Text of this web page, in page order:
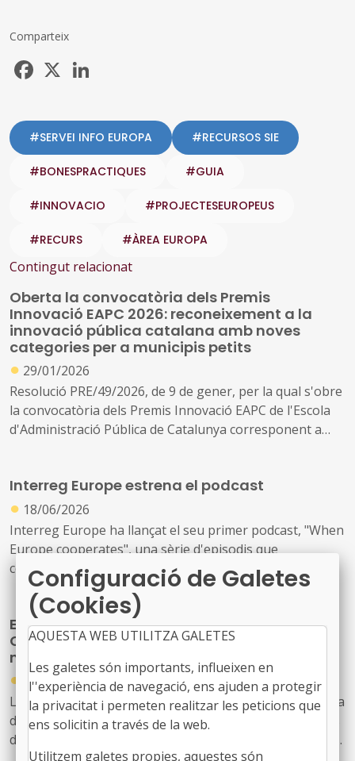
Comparteix
Facebook
#SERVEI INFO EUROPA #RECURSOS SIE
#BONESPRACTIQUES #GUIA
#INNOVACIO #PROJECTESEUROPEUS
#RECURS #ÀREA EUROPA
Contingut relacionat
Oberta la convocatòria dels Premis
Innovació EAPC 2026: reconeixement a la
innovació pública catalana amb noves
categories per a municipis petits
● 29/01/2026
Resolució PRE/49/2026, de 9 de gener, per la qual s'obre
la convocatòria dels Premis Innovació EAPC de l'Escola
d'Administració Pública de Catalunya corresponent a
Interreg Europe estrena el podcast
● 18/06/2026
Interreg Europe ha llançat el seu primer podcast, "When
Europe cooperates", una sèrie d'episodis que
comparteix històries d'èxit de responsables polítics,
professionals i ciutadans de tota Europa sobre com la
cooperació interregional ajuda les regions a afrontar
reptes comuns, intercanviar bones pràctiques i millorar
polítiques públiques.
EIT Urban Mobility: programa de formació
Citizens on the Move 2026 per a funcionaris
municipals de mobilitat
●
28/05/2026
L'EIT Urban Mobility ofereix la nova edició del programa
de formació Citizens on the Move, adreçat a funcionaris
de ciutats europees que treballen en mobilitat urbana,
Configuració de Galetes
(Cookies)
AQUESTA WEB UTILITZA GALETES
Les galetes són importants, influeixen en
l''experiència de navegació, ens ajuden a protegir
la privacitat i permeten realitzar les peticions que
ens solicitin a través de la web.
Utilitzem galetes propies, aquestes són